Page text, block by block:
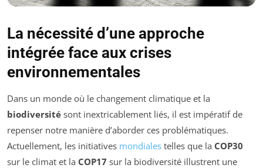
La nécessité d’une approche
intégrée face aux crises
environnementales
Dans un monde où le changement climatique et la
biodiversité sont inextricablement liés, il est impératif de
repenser notre manière d’aborder ces problématiques.
Actuellement, les initiatives mondiales telles que la COP30
sur le climat et la COP17 sur la biodiversité illustrent une